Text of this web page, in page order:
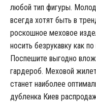
любой тип фигуры.
всегда хотят быть в
роскошное меховое
носить безрукавку как
Поспешите выгодно
гардероб. Меховой
станет наиболее
дубленка Киев